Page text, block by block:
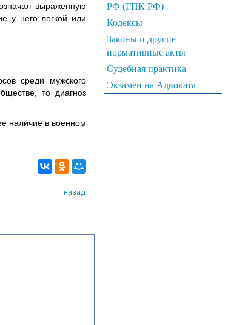
выраженную
у него легкой или
среди мужского
то диагноз
наличие в военном
назад
РФ (ГПК РФ)
Кодексы
Законы и другие
нормативные акты
Судебная практика
Экзамен на Адвоката